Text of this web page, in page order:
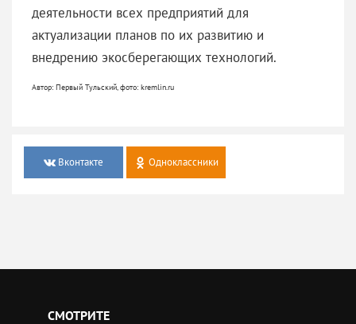
деятельности всех предприятий для
актуализации планов по их развитию и
внедрению экосберегающих технологий.
Автор: Первый Тульский, фото: kremlin.ru
Вконтакте Одноклассники
СМОТРИТЕ